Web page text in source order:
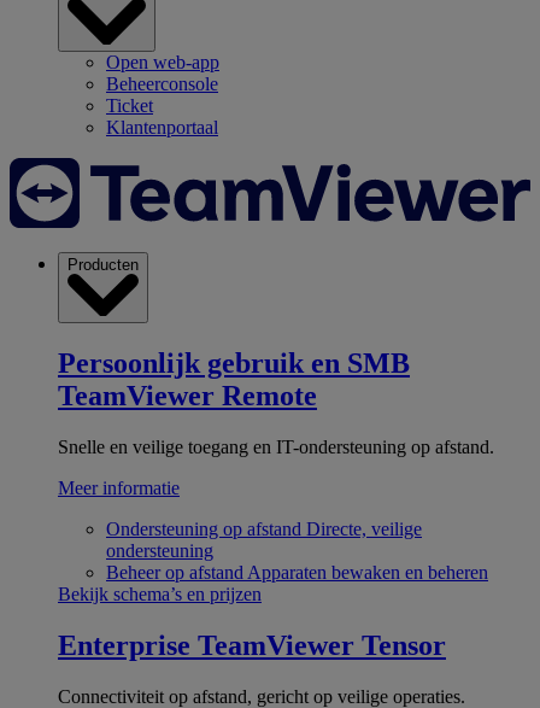
Open web-app
Beheerconsole
Ticket
Klantenportaal
Producten
Persoonlijk gebruik en SMB
TeamViewer Remote
Snelle en veilige toegang en IT-ondersteuning op afstand.
Meer informatie
Ondersteuning op afstand Directe, veilige
ondersteuning
Beheer op afstand Apparaten bewaken en beheren
Bekijk schema’s en prijzen
Enterprise TeamViewer Tensor
Connectiviteit op afstand, gericht op veilige operaties.